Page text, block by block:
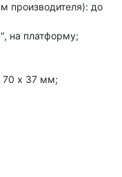
производителя): до
на платформу;
70 х 37 мм;